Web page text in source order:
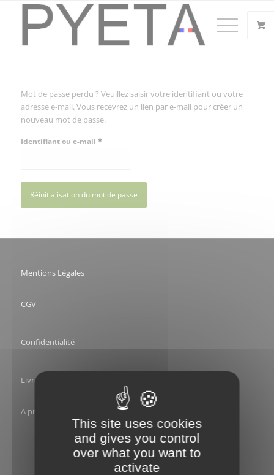
Mot de passe perdu ? Veuillez saisir votre identifiant ou votre
adresse e-mail. Vous recevrez un lien par e-mail pour créer un
nouveau mot de passe.
Identifiant ou e-mail *
Réinitialisation du mot de passe
Mentions Légales
CGV
Confidentialité
Livraison
A propos
This site uses cookies
and gives you control
over what you want to
activate